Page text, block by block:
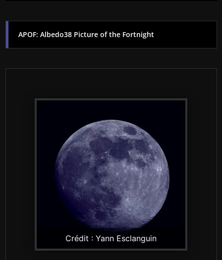
APOF: Albedo38 Picture of the Fortnight
Crédit : Yann Esclanguin